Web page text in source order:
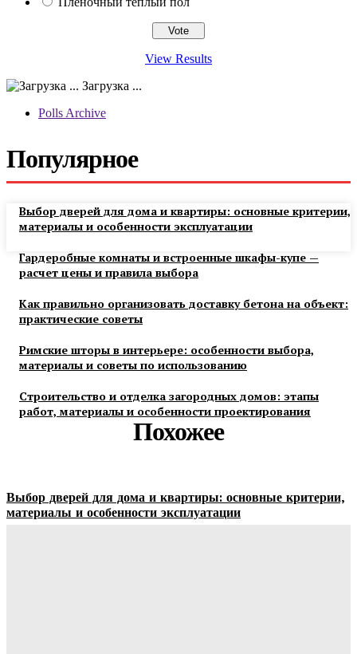
View Results
Загрузка ...
Polls Archive
Популярное
Выбор дверей для дома и квартиры: основные критерии,
материалы и особенности эксплуатации
Гардеробные комнаты и встроенные шкафы-купе —
расчет цены и правила выбора
Как правильно организовать доставку бетона на объект:
практические советы
Римские шторы в интерьере: особенности выбора,
материалы и советы по использованию
Строительство и отделка загородных домов: этапы
работ, материалы и особенности проектирования
Похожее
Выбор дверей для дома и квартиры: основные критерии,
материалы и особенности эксплуатации